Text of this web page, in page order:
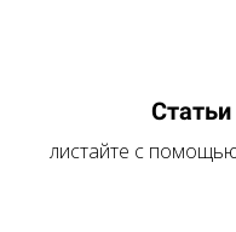
листайте с